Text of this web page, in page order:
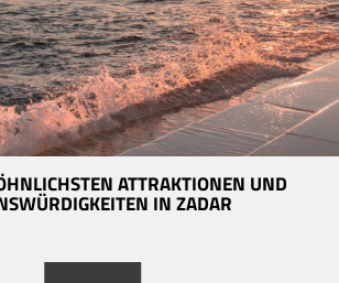
ATTRAKTIONEN UND
IN ZADAR